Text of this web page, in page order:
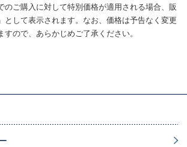
のご購入に対して特別価格が適用される場合、販
として表示されます。なお、価格は予告なく変更
ので、あらかじめご了承ください。